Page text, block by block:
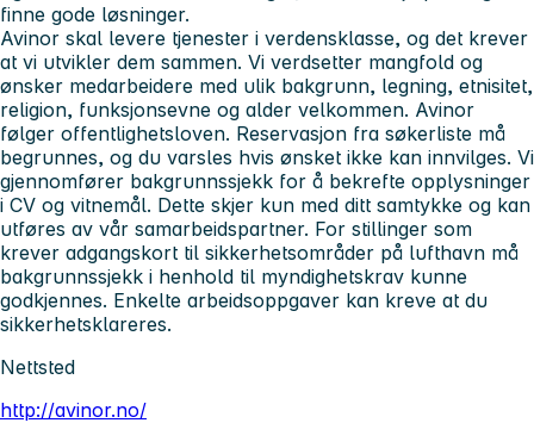
finne gode løsninger.
Avinor skal levere tjenester i verdensklasse, og det krever
at vi utvikler dem sammen. Vi verdsetter mangfold og
ønsker medarbeidere med ulik bakgrunn, legning, etnisitet,
religion, funksjonsevne og alder velkommen. Avinor
følger offentlighetsloven. Reservasjon fra søkerliste må
begrunnes, og du varsles hvis ønsket ikke kan innvilges. Vi
gjennomfører bakgrunnssjekk for å bekrefte opplysninger
i CV og vitnemål. Dette skjer kun med ditt samtykke og kan
utføres av vår samarbeidspartner. For stillinger som
krever adgangskort til sikkerhetsområder på lufthavn må
bakgrunnssjekk i henhold til myndighetskrav kunne
godkjennes. Enkelte arbeidsoppgaver kan kreve at du
sikkerhetsklareres.
Nettsted
http://avinor.no/